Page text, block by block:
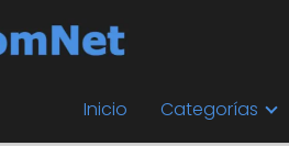
Inicio Categorías